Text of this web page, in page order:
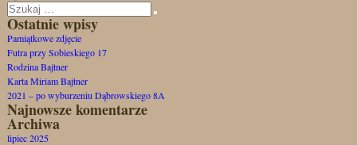
Szukaj:
Szukaj
Ostatnie wpisy
Pamiątkowe zdjęcie
Futra przy Sobieskiego 17
Rodzina Bajtner
Karta Miriam Bajtner
2021 – po wyburzeniu Dąbrowskiego 8A
Najnowsze komentarze
Archiwa
lipiec 2025